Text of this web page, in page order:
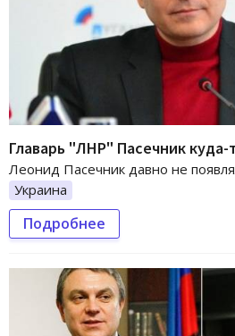
Главарь "ЛНР" Пасечник куда-
Леонид Пасечник давно не
Украина
Подробнее